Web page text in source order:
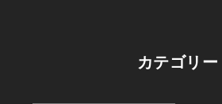
カテゴリー